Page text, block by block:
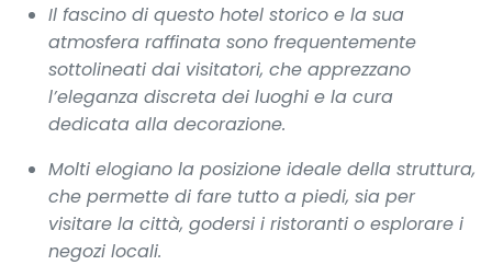
Il fascino di questo hotel storico e la sua
atmosfera raffinata sono frequentemente
sottolineati dai visitatori, che apprezzano
l’eleganza discreta dei luoghi e la cura
dedicata alla decorazione.
Molti elogiano la posizione ideale della struttura,
che permette di fare tutto a piedi, sia per
visitare la città, godersi i ristoranti o esplorare i
negozi locali.